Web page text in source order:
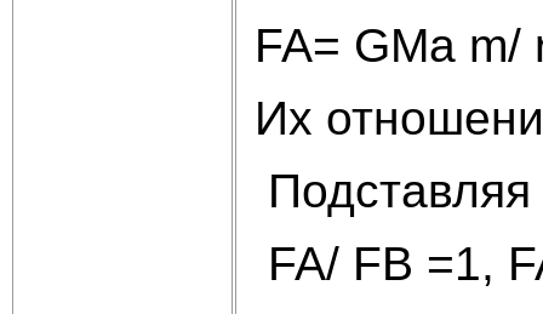
FA= GMa
Их
FA/ FB